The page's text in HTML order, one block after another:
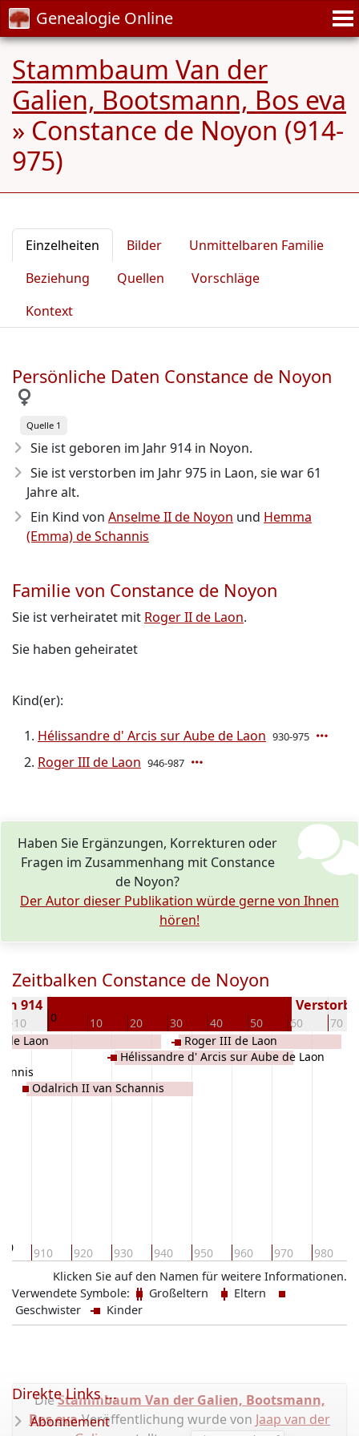
Genealogie Online
Stammbaum Van der
Galien, Bootsmann, Bos eva
» Constance de Noyon (914-
975)
Einzelheiten Bilder
Unmittelbaren Familie
Beziehung
Quellen
Vorschläge
Kontext
Persönliche Daten Constance de Noyon
Quelle 1
Sie ist geboren im Jahr 914 in Noyon.
Sie ist verstorben im Jahr 975 in Laon, sie war 61
Jahre alt.
Ein Kind von Anselme II de Noyon und Hemma
(Emma) de Schannis
Familie von Constance de Noyon
Sie ist verheiratet mit Roger II de Laon.
Sie haben geheiratet
Kind(er):
Hélissandre d' Arcis sur Aube de Laon 930-975
Roger III de Laon 946-987
Haben Sie Ergänzungen, Korrekturen oder
Fragen im Zusammenhang mit Constance
de Noyon?
Der Autor dieser Publikation würde gerne von Ihnen
hören!
Zeitbalken Constance de Noyon
-10 0 10 20 30 40 50 60 70
914
910 920 930 940 950 960 970 980
de Laon
Odalrich II van Schannis
Hélissandre d' Arcis sur Aube de Laon
Roger III de Laon
Klicken Sie auf den Namen für weitere Informationen.
Verwendete Symbole:
Großeltern
Eltern
Geschwister
Kinder
DieStammbaum Van der Galien, Bootsmann,
Bos eva-Veröffentlichung wurde von Jaap van der
Direkte Links ...
Abonnement